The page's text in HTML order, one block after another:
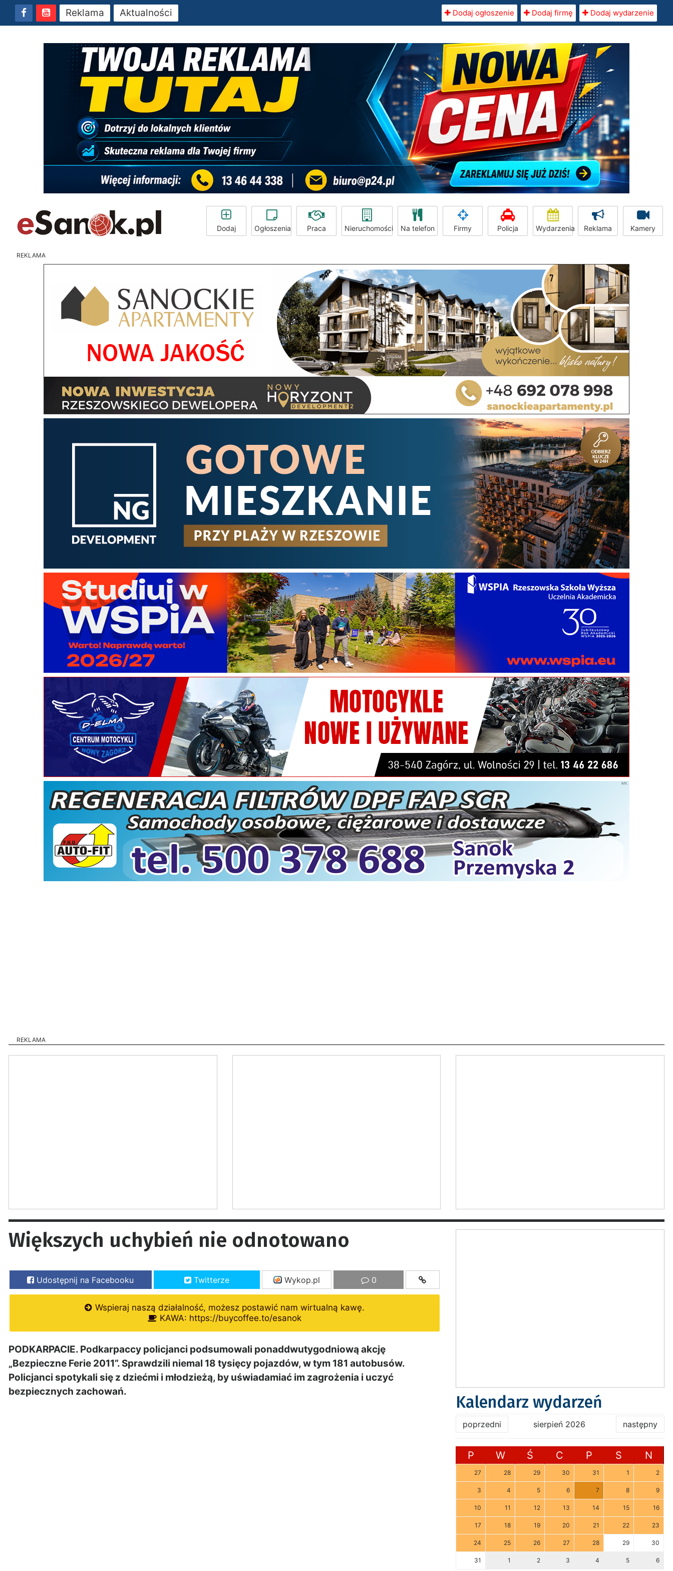
Reklama Aktualności Dodaj ogłoszenie Dodaj firmę Dodaj wydarzenie
Dodaj Ogłoszenia Praca Nieruchomości Na telefon Firmy Policja Wydarzenia Reklama Kamery
REKLAMA
REKLAMA
Większych uchybień nie odnotowano
Udostępnij na Facebooku Twitterze Wykop.pl 0
Wspieraj naszą działalność, możesz postawić nam wirtualną kawę.
KAWA: https://buycoffee.to/esanok
PODKARPACIE. Podkarpaccy policjanci podsumowali ponaddwutygodniową akcję
„Bezpieczne Ferie 2011”. Sprawdzili niemal 18 tysięcy pojazdów, w tym 181 autobusów.
Policjanci spotykali się z dziećmi i młodzieżą, by uświadamiać im zagrożenia i uczyć
bezpiecznych zachowań.
Kalendarz wydarzeń
poprzedni sierpień 2026 następny
P W Ś C P S N
27 28 29 30 31 1 2
3 4 5 6 7 8 9
10 11 12 13 14 15 16
17 18 19 20 21 22 23
24 25 26 27 28 29 30
31 1 2 3 4 5 6